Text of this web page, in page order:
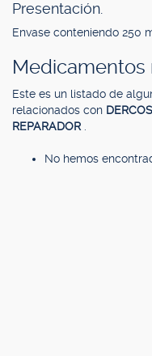
Presentación.
Envase conteniendo 250
Medicamentos
Este es un listado de
relacionados con
REPARADOR
No hemos